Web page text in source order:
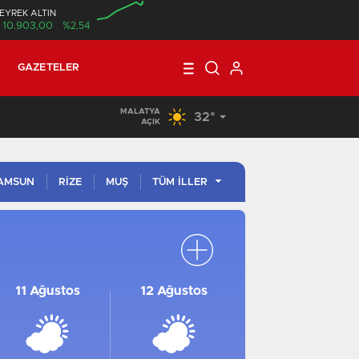
ALTIN
10.903,00 %2,54
GAZETELER
KORKUNÇ VE ORGANİZE HIRSIZLIK
MALATYA
AÇIK
32°
RİZE MUŞ TÜM İLLER
İZMIR
İZMIR
BURSA
ANTALYA
11 Ağustos 12 Ağustos